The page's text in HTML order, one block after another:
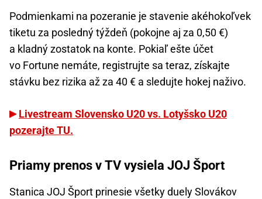
Podmienkami na pozeranie je stavenie akéhokoľvek
tiketu za posledný týždeň (pokojne aj za 0,50 €)
a kladný zostatok na konte. Pokiaľ ešte účet
vo Fortune nemáte, registrujte sa teraz, získajte
stávku bez rizika až za 40 € a sledujte hokej naživo.
Livestream Slovensko U20 vs. Lotyšsko U20
pozerajte TU.
Priamy prenos v TV vysiela JOJ Šport
Stanica JOJ Šport prinesie všetky duely Slovákov